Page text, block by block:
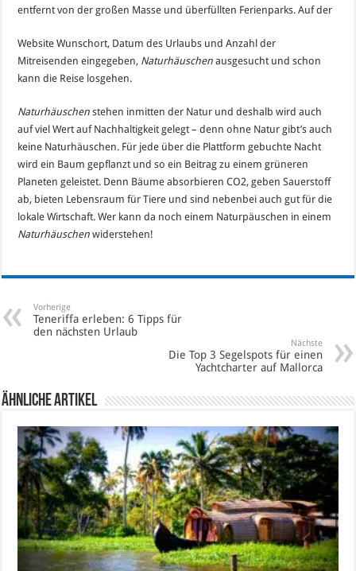
entfernt von der großen Masse und überfüllten Ferienparks. Auf der
Website Wunschort, Datum des Urlaubs und Anzahl der
Mitreisenden eingegeben, Naturhäuschenausgesucht und schon
kann die Reise losgehen.
Naturhäuschenstehen inmitten der Natur und deshalb wird auch
auf viel Wert auf Nachhaltigkeit gelegt – denn ohne Natur gibt’s auch
keine Naturhäuschen. Für jede über die Plattform gebuchte Nacht
wird ein Baum gepflanzt und so ein Beitrag zu einem grüneren
Planeten geleistet. Denn Bäume absorbieren CO2, geben Sauerstoff
ab, bieten Lebensraum für Tiere und sind nebenbei auch gut für die
lokale Wirtschaft. Wer kann da noch einem Naturpäuschen in einem
Naturhäuschenwiderstehen!
Vorherige
Teneriffa erleben: 6 Tipps für
den nächsten Urlaub
Nächste
Die Top 3 Segelspots für einen
Yachtcharter auf Mallorca
Ähnliche Artikel